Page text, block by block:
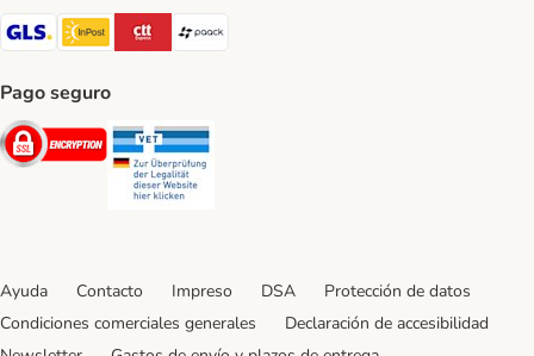
GLS Shipping Method
InPost Shipping Method
CTTExpress Shipping Method
paack Shipping Method
Pago seguro
Security
Ayuda Contacto Impreso DSA
Protección de datos
Condiciones comerciales generales
Declaración de accesibilidad